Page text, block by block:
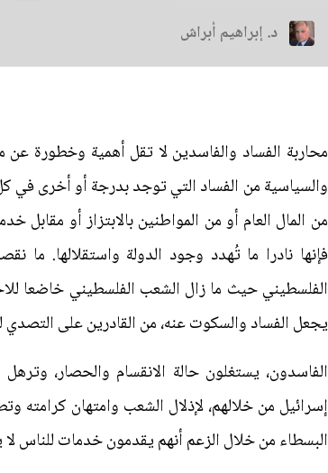
د. إبراهيم أبراش
محاربة الفساد والفاسدين لا تقل أهمية وخطورة عن
والسياسية من الفساد التي توجد بدرجة أو أخرى
من المال العام أو من المواطنين بالابتزاز أو مقابل
فإنها نادرا ما تُهدد وجود الدولة واستقلالها.
الفلسطيني حيث ما زال الشعب الفلسطيني خاضعا
يجعل الفساد والسكوت عنه، من القادرين على التصدي
الفاسدون، يستغلون حالة الانقسام والحصار،
إسرائيل من خلالهم، لإذلال الشعب وامتهان كرامته
البسطاء من خلال الزعم أنهم يقدمون خدمات للناس